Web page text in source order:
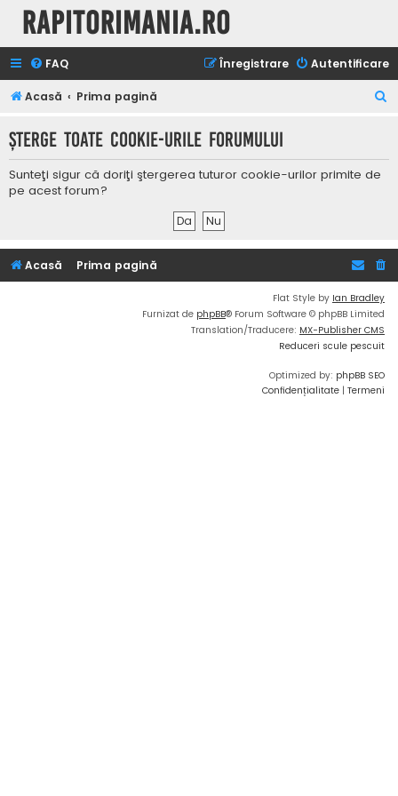
Rapitorimania.ro
FAQ Autentificare
Înregistrare
Acasă Prima pagină
t
Şterge toate cookie-urile forumului
Sunteţi sigur că doriţi ştergerea tuturor cookie-urilor primite de
pe acest forum?
Acasă Prima pagină
Flat Style by Ian Bradley
Furnizat de phpBB® Forum Software © phpBB Limited
Translation/Traducere: MX-Publisher CMS
Reduceri scule pescuit
Optimized by: phpBB SEO
Confidențialitate | Termeni